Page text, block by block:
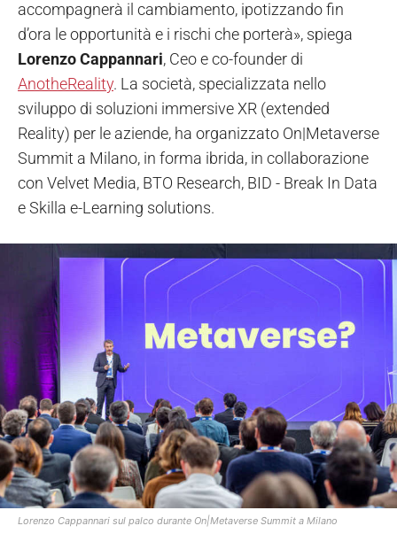
accompagnerà il cambiamento, ipotizzando fin
d’ora le opportunità e i rischi che porterà», spiega
Lorenzo Cappannari, Ceo e co-founder di
AnotheReality. La società, specializzata nello
sviluppo di soluzioni immersive XR (extended
Reality) per le aziende, ha organizzato On|Metaverse
Summit a Milano, in forma ibrida, in collaborazione
con Velvet Media, BTO Research, BID - Break In Data
e Skilla e-Learning solutions.
Lorenzo Cappannari sul palco durante On|Metaverse Summit a Milano